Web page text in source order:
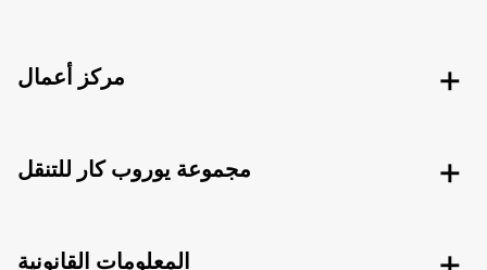
مركز أعمال
مجموعة يوروب كار للتنقل
المعلومات القانونية